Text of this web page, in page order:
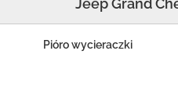
JeepGrand
Pióro wycieraczki